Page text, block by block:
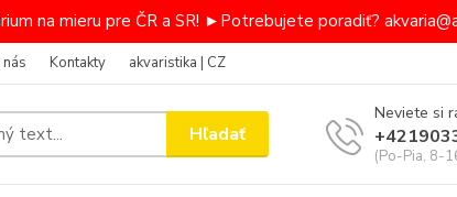
na mieru pre ČR a SR! ►Potrebujete poradiť?
nás Kontakty akvaristika | CZ
Hľadať
Neviete si
(Po-Pia, 8-